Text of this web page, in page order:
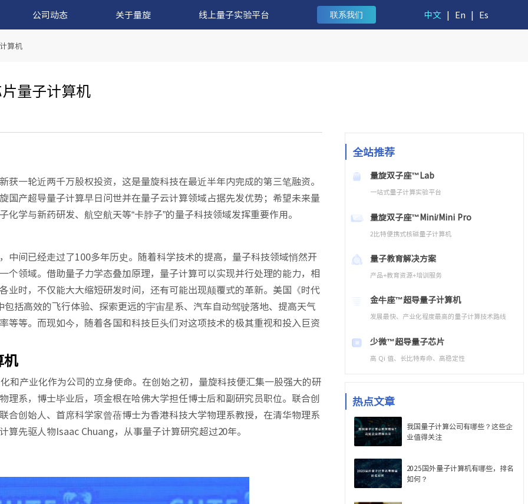
公司动态 关于量旋 线上量子实验平台 联系我们 中文 | En | Es
算机
量子计算机
一轮近两千万股权投资，这是量旋科技在最近半年内完成的第三笔融资。
国产超导量子计算早日问世并在量子云计算领域占据先发优势；希望未来量
学与新药研发、航空航天等“卡脖子”的量子科技领域发挥重要作用。
中间已经走过了100多年历史。随着科学技术的提高，量子科技领域悄然开
个领域。借助量子力学态叠加原理，量子计算可以实现并行处理的能力，相
业时，不仅能大大缩短研发时间，还有可能出现颠覆式的革新。美国《时代
括高效的飞行体验、探索更远的宇宙星系、汽车自动驾驶落地、提高天气
等等。而现如今，随着各国和科技巨头们对这项技术的极其重视和投入巨资
机
和产业化作为公司的立身使命。在创始之初，量旋科技便汇集一股强大的研
理系，博士毕业后，项金根在哈佛大学担任博士后和副研究员职位。联合创
合创始人、首席科学家曾蓓博士为香港科技大学物理系教授，在清华物理系
先驱人物Isaac Chuang，从事量子计算研究超过20年。
全站推荐
量旋双子座™Lab
一站式量子计算实验平台
量旋双子座™Mini/Mini Pro
2比特便携式核磁量子计算机
量子教育解决方案
产品+教育资源+培训服务
金牛座™超导量子计算机
发展最快、产业化程度最高的量子计算技术路线
少微™超导量子芯片
高 Qi 值、长比特寿命、高稳定性
热点文章
我国量子计算公司有哪些？这些企
业值得关注
2025国外量子计算机有哪些，排名
如何？